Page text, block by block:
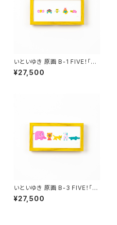
いといゆき 原画 B-1 FIVE！「BA
GS」額有り、サイン入り
¥27,500
いといゆき 原画 B-3 FIVE！「S
AFARI」額有り、サイン入り
¥27,500